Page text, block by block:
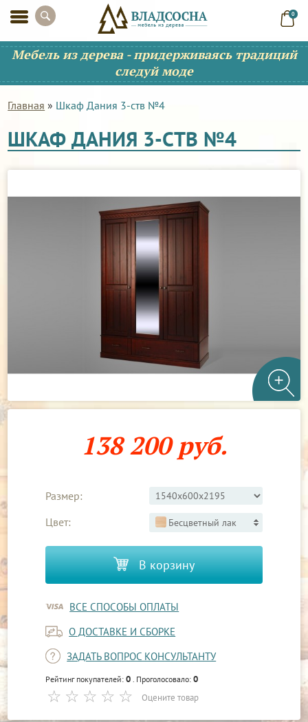
0
Мебель из дерева - придерживаясь традиций
следуй моде
Главная » Шкаф Дания 3-ств №4
ШКАФ ДАНИЯ 3-СТВ №4
138 200 руб.
Размер:
Цвет:
Бесцветный лак
В корзину
ВСЕ СПОСОБЫ ОПЛАТЫ
О ДОСТАВКЕ И СБОРКЕ
ЗАДАТЬ ВОПРОС КОНСУЛЬТАНТУ
Рейтинг покупателей:0 . Проголосовало:0
Оцените товар